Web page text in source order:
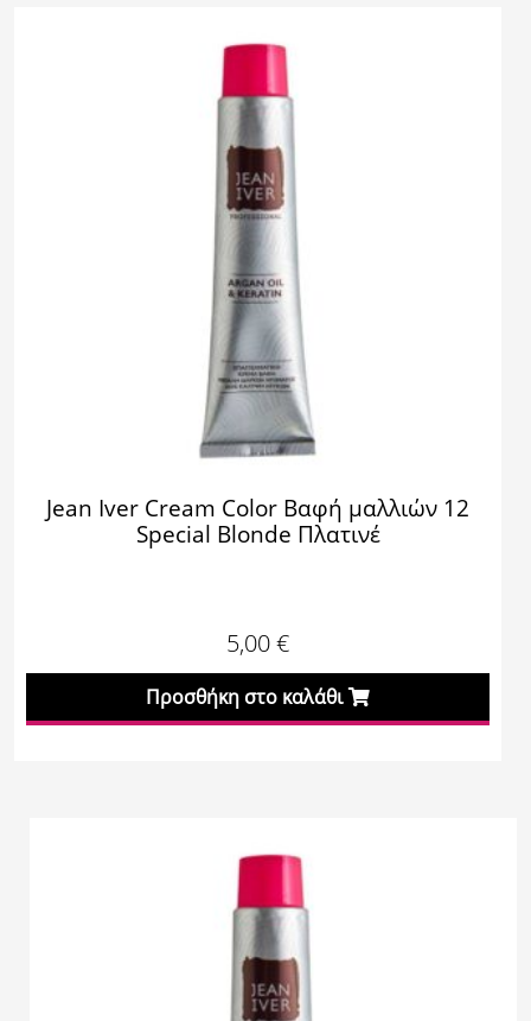
Jean Iver Cream Color Βαφή μαλλιών 12
Special Blonde Πλατινέ
5,00€
Προσθήκη στο καλάθι